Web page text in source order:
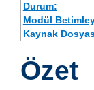
Durum:
Modül
Kaynak
Özet